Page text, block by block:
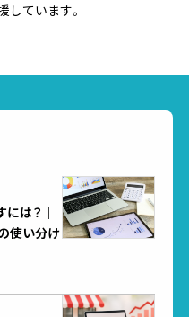
しています。
は？｜
使い分け